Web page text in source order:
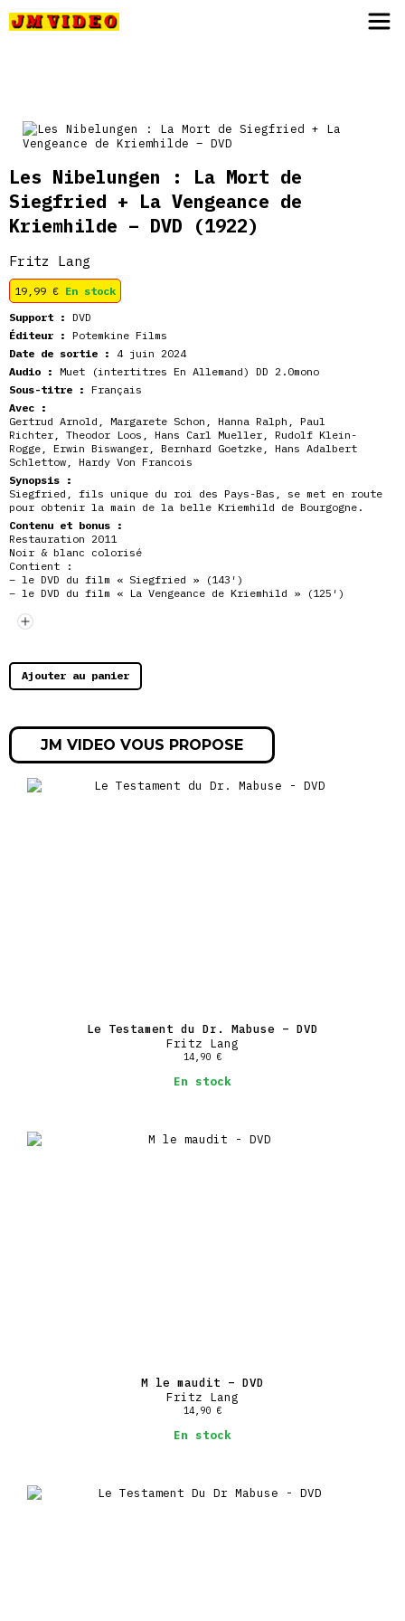
Les Nibelungen : La Mort de
Siegfried + La Vengeance de
Kriemhilde – DVD (1922)
Fritz Lang
19,99 € En stock
Support : DVD
Éditeur : Potemkine Films
Date de sortie :
4 juin 2024
Audio : Muet (intertitres En Allemand) DD 2.0mono
Sous-titre : Français
Avec :
Gertrud Arnold, Margarete Schon, Hanna Ralph, Paul
Richter, Theodor Loos, Hans Carl Mueller, Rudolf Klein-
Rogge, Erwin Biswanger, Bernhard Goetzke, Hans Adalbert
Schlettow, Hardy Von Francois
Synopsis :
Siegfried, fils unique du roi des Pays-Bas, se met en route
pour obtenir la main de la belle Kriemhild de Bourgogne.
Contenu et bonus :
Restauration 2011
Noir & blanc colorisé
Contient :
– le DVD du film « Siegfried » (143′)
– le DVD du film « La Vengeance de Kriemhild » (125′)
« Malheur au peuple qui a besoin de héros, à propos des
Nibelungen », documentaire de Bernard Eisenschitz, historien
références historiques par William Blanc, historien (2024,
31′)
Ajouter au panier
JM VIDEO VOUS PROPOSE
Le Testament du Dr. Mabuse – DVD
Fritz Lang
14,90 €
En stock
M le maudit – DVD
Fritz Lang
14,90 €
En stock